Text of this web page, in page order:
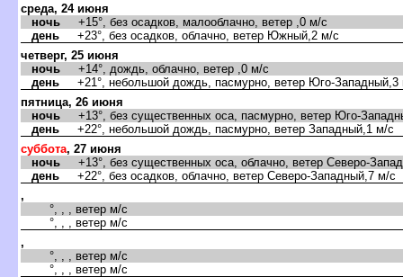
среда, 24 июня
ночь +15°, без осадков, малооблачно, ветер ,0 м/с
день +23°, без осадков, облачно, ветер Южный,2 м/с
четверг, 25 июня
ночь +14°, дождь, облачно, ветер ,0 м/с
день +21°, небольшой дождь, пасмурно, ветер Юго-Западный,3
пятница, 26 июня
ночь +13°, без существенных оса, пасмурно, ветер Юго-
день +22°, небольшой дождь, пасмурно, ветер Западный,1 м/с
суббота, 27 июня
ночь +13°, без существенных оса, облачно, ветер Северо-
день +22°, без осадков, облачно, ветер Северо-Западный,7 м/с
,
°, , , ветер м/с
°, , , ветер м/с
,
°, , , ветер м/с
°, , , ветер м/с